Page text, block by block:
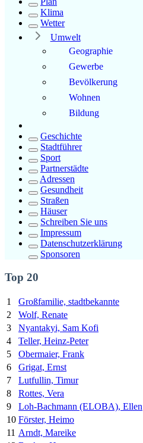
Klima
Wetter
Umwelt
Geographie
Gewerbe
Bevölkerung
Wohnen
Bildung
Geschichte
Stadtführer
Sport
Partnerstädte
Adressen
Gesundheit
Straßen
Häuser
Schreiben Sie uns
Impressum
Datenschutzerklärung
Sponsoren
Top 20
1 Großfamilie, stadtbekannte
2
Wolf, Renate
3
Nyantakyi, Sam Kofi
4
Teller, Heinz-Peter
5
Obermaier, Frank
6
Grigat, Ernst
7
Lutfullin, Timur
8
Rottes, Vera
9
Loh-Bachmann (ELOBA), Ellen
10 Förster, Heimo
11 Arndt, Mareike